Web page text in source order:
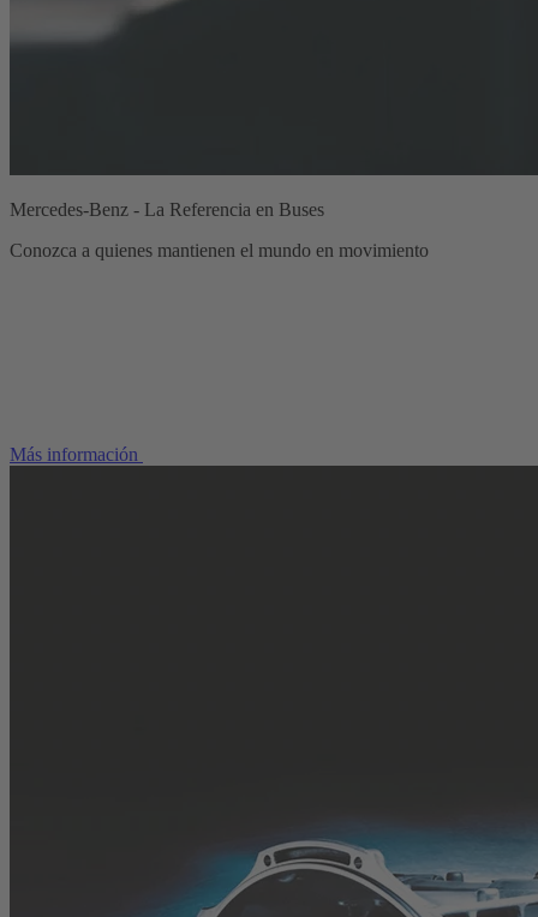
Mercedes-Benz - La Referencia en Buses
Conozca a quienes mantienen el mundo en movimiento
Más información